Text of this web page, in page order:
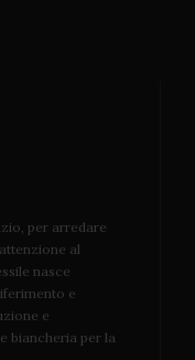
per arredare
al
nasce
e
e
biancheria per la